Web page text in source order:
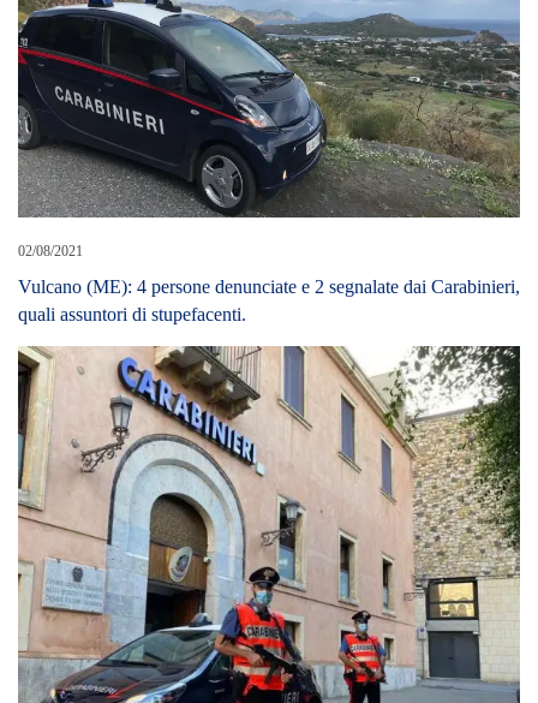
02/08/2021
Vulcano (ME): 4 persone denunciate e 2 segnalate dai Carabinieri,
quali assuntori di stupefacenti.